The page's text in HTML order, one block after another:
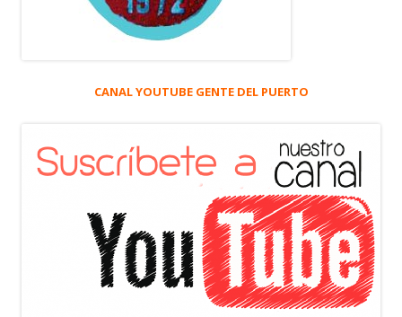
CANAL YOUTUBE GENTE DEL PUERTO